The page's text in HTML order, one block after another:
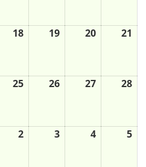
18 19 20 21
25 26 27 28
2 3 4 5